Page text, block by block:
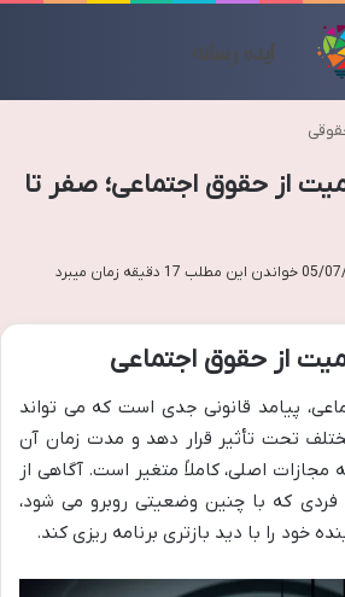
از حقوق اجتماعی؛ صفر تا
خواندن این مطلب 17 دقیقه زمان میبرد
از حقوق اجتماعی
پیامد قانونی جدی است که می تواند
تحت تأثیر قرار دهد و مدت زمان آن
اصلی، کاملاً متغیر است. آگاهی از
که با چنین وضعیتی روبرو می شود،
خود را با دید بازتری برنامه ریزی کند.